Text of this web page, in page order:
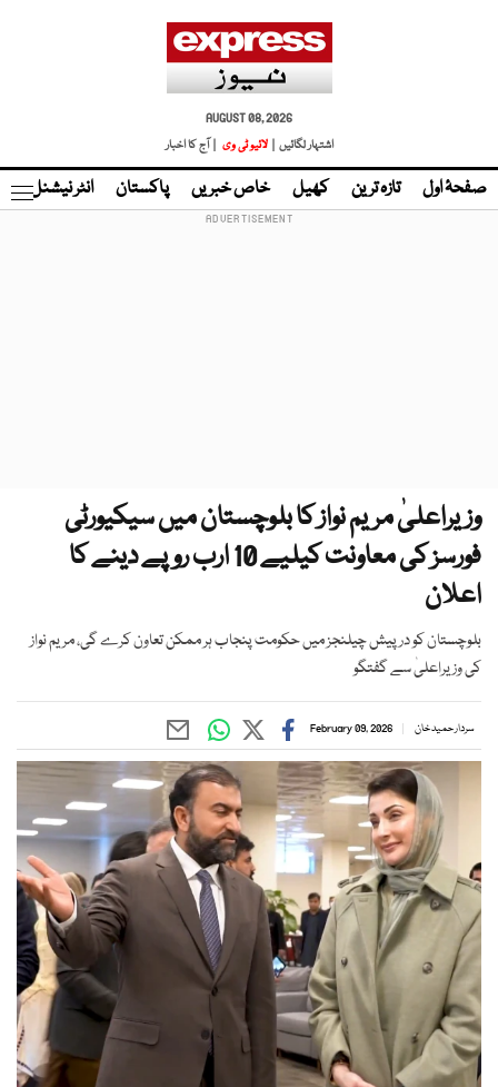
AUGUST 08, 2026
اشتہار لگائیں |
لائیو ٹی وی | آج کا اخبار
صفحۂ اول تازہ ترین کھیل خاص خبریں پاکستان انٹر نیشنل
وزیراعلیٰ مریم نواز کا بلوچستان میں سیکیورٹی
فورسز کی معاونت کیلیے 10 ارب روپے دینے کا
اعلان
بلوچستان کو درپیش چیلنجز میں حکومت پنجاب ہر ممکن تعاون کرے گی، مریم نواز
کی وزیراعلیٰ سے گفتگو
سردار حمید خان February 09, 2026